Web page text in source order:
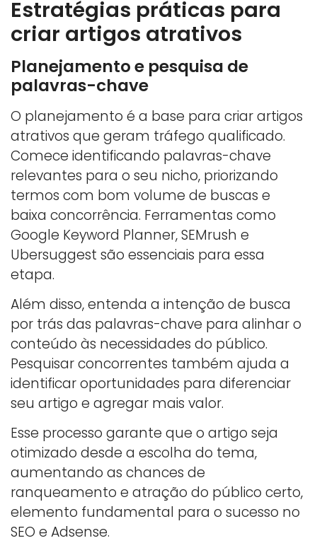
Estratégias práticas para
criar artigos atrativos
Planejamento e pesquisa de
palavras-chave
O planejamento é a base para criar artigos
atrativos que geram tráfego qualificado.
Comece identificando palavras-chave
relevantes para o seu nicho, priorizando
termos com bom volume de buscas e
baixa concorrência. Ferramentas como
Google Keyword Planner, SEMrush e
Ubersuggest são essenciais para essa
etapa.
Além disso, entenda a intenção de busca
por trás das palavras-chave para alinhar o
conteúdo às necessidades do público.
Pesquisar concorrentes também ajuda a
identificar oportunidades para diferenciar
seu artigo e agregar mais valor.
Esse processo garante que o artigo seja
otimizado desde a escolha do tema,
aumentando as chances de
ranqueamento e atração do público certo,
elemento fundamental para o sucesso no
SEO e Adsense.